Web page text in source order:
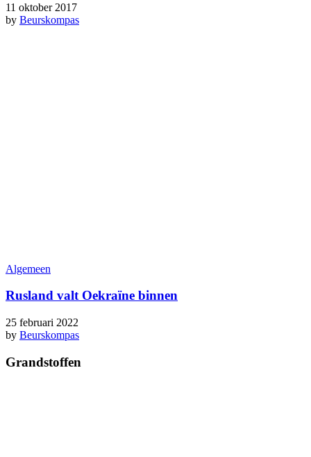
11 oktober 2017
by Beurskompas
Algemeen
Rusland valt Oekraïne binnen
25 februari 2022
by Beurskompas
Grandstoffen